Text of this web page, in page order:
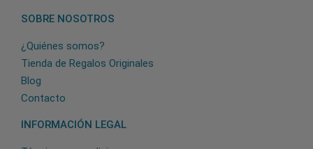
SOBRE NOSOTROS
¿Quiénes somos?
Tienda de Regalos Originales
Blog
Contacto
INFORMACIÓN LEGAL